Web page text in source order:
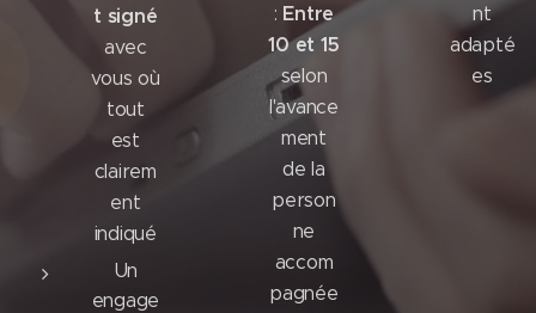
t signé
avec
vous où
tout
est
clairem
ent
indiqué
Un
engage
: Entre
10 et 15
selon
l'avance
ment
de la
person
ne
accom
pagnée
nt
adapté
es